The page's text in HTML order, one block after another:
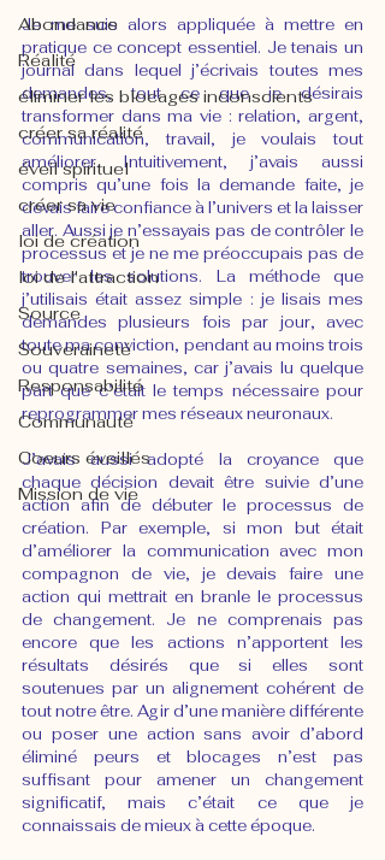
Abondance
Réalité
éliminer les blocages inconscients
créer sa réalité
éveil spirituel
créer sa vie
loi de création
loi de l'attraction
Source
Souveraineté
Responsabilité
Communauté
Coeurs éveillés
Mission de vie
Je me suis alors appliquée à mettre en
pratique ce concept essentiel. Je tenais un
journal dans lequel j’écrivais toutes mes
demandes, tout ce que je désirais
transformer dans ma vie : relation, argent,
communication, travail, je voulais tout
améliorer. Intuitivement, j’avais aussi
compris qu’une fois la demande faite, je
devais faire confiance à l’univers et la laisser
aller. Aussi je n’essayais pas de contrôler le
processus et je ne me préoccupais pas de
trouver les solutions. La méthode que
j’utilisais était assez simple : je lisais mes
demandes plusieurs fois par jour, avec
toute ma conviction, pendant au moins trois
ou quatre semaines, car j’avais lu quelque
part que c’était le temps nécessaire pour
reprogrammer mes réseaux neuronaux.
J’avais aussi adopté la croyance que
chaque décision devait être suivie d’une
action afin de débuter le processus de
création. Par exemple, si mon but était
d’améliorer la communication avec mon
compagnon de vie, je devais faire une
action qui mettrait en branle le processus
de changement. Je ne comprenais pas
encore que les actions n’apportent les
résultats désirés que si elles sont
soutenues par un alignement cohérent de
tout notre être. Agir d’une manière différente
ou poser une action sans avoir d’abord
éliminé peurs et blocages n’est pas
suffisant pour amener un changement
significatif, mais c’était ce que je
connaissais de mieux à cette époque.